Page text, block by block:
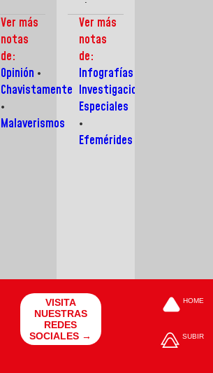
no es
bloquear
la
ayuda
Cómo
no
caer
en
campañas
de
desinformación
Ver más
notas
de:
Opinión •
Chavistamente
•
Malaverismos
de
Barinas
vio
nacer
a un
Gigante:
Hugo
Chávez
Frías
Ver más
notas
de:
Infografías
Investigaciones
Especiales
•
Efemérides
VISITA
NUESTRAS
REDES
SOCIALES →
HOME
SUBIR